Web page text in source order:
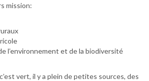
mission:
l’environnement et de la biodiversité
vert, il y a plein de petites sources, des